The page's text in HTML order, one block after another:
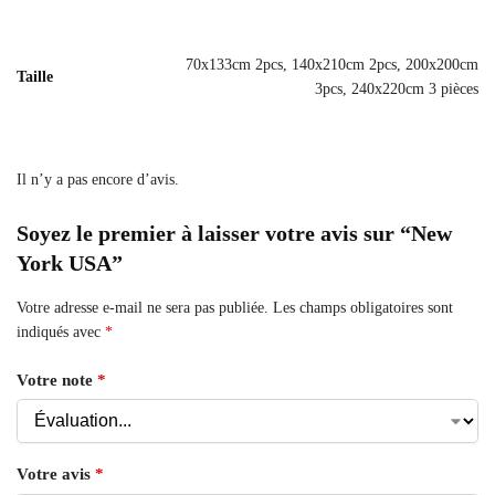
Taille
70x133cm 2pcs, 140x210cm 2pcs, 200x200cm
3pcs, 240x220cm 3 pièces
Il n’y a pas encore d’avis.
Soyez le premier à laisser votre avis sur “New
York USA”
Votre adresse e-mail ne sera pas publiée. Les champs obligatoires sont
indiqués avec *
Votre note *
Votre avis *